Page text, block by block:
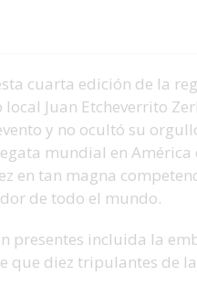
cuarta edición de la
Juan Etcheverrito
y no ocultó su
mundial en
en tan magna
de todo el mundo.
presentes incluida la
que diez tripulantes de